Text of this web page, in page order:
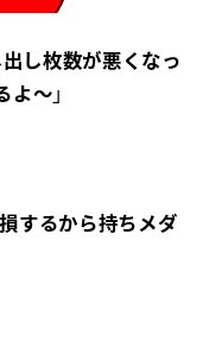
出し枚数が悪くなっ
よ〜」
するから持ちメダ